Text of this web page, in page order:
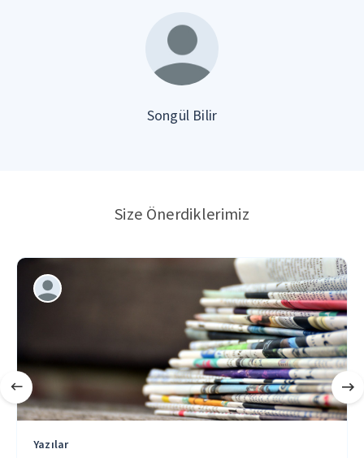
Songül Bilir
Size Önerdiklerimiz
Yazılar